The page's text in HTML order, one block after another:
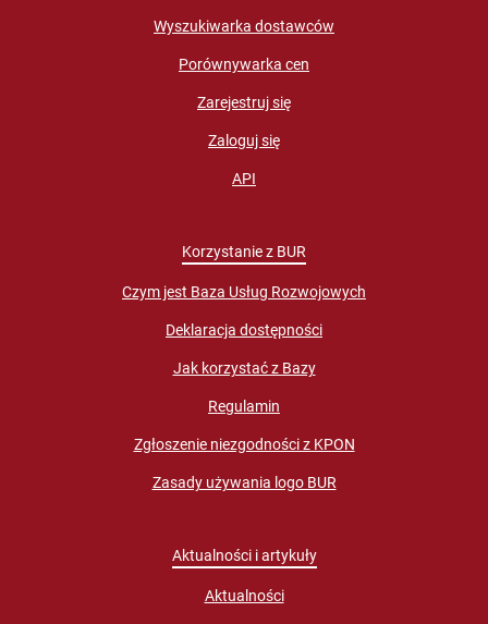
Wyszukiwarka dostawców
Porównywarka cen
Zarejestruj się
Zaloguj się
API
Korzystanie z BUR
Czym jest Baza Usług Rozwojowych
Deklaracja dostępności
Jak korzystać z Bazy
Regulamin
Zgłoszenie niezgodności z KPON
Zasady używania logo BUR
Aktualności i artykuły
Aktualności